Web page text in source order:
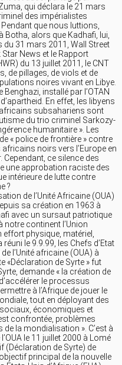
qui déclara le 21 mars
des impérialistes
que nous luttions,
alors que Kadhafi, lui,
31 mars 2011, Wall Street
News et le Rapport
du 13 juillet 2011, le CNT
de pillages, de viols et de
noires vivant en Libye.
installé par l’OTAN
En effet, les libyens
subsahariens sont
du trio criminel Sarkozy-
humanitaire ». Les
« police de frontière » contre
africains noirs vers l’Europe en
Cependant, ce silence des
une approbation raciste des
intérieure de lutte contre
?
de l’Unité Africaine (OUA)
sa création en 1963 à
avec un sursaut patriotique
continent l’Union
physique, matériel,
le 9.9.99, les Chefs d’Etat
l’Unité africaine (OUA) à
«Déclaration de Syrte » fut
demande « la création de
le processus
à l’Afrique de jouer le
tout en déployant des
économiques et
confrontée, problèmes
la mondialisation ». C’est à
le 11 juillet 2000 à Lomé
(Déclaration de Syrte) de
principal de la nouvelle